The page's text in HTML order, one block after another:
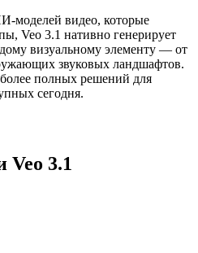
моделей видео, которые
Veo 3.1 нативно генерирует
визуальному элементу — от
звуковых ландшафтов.
полных решений для
сегодня.
Veo 3.1